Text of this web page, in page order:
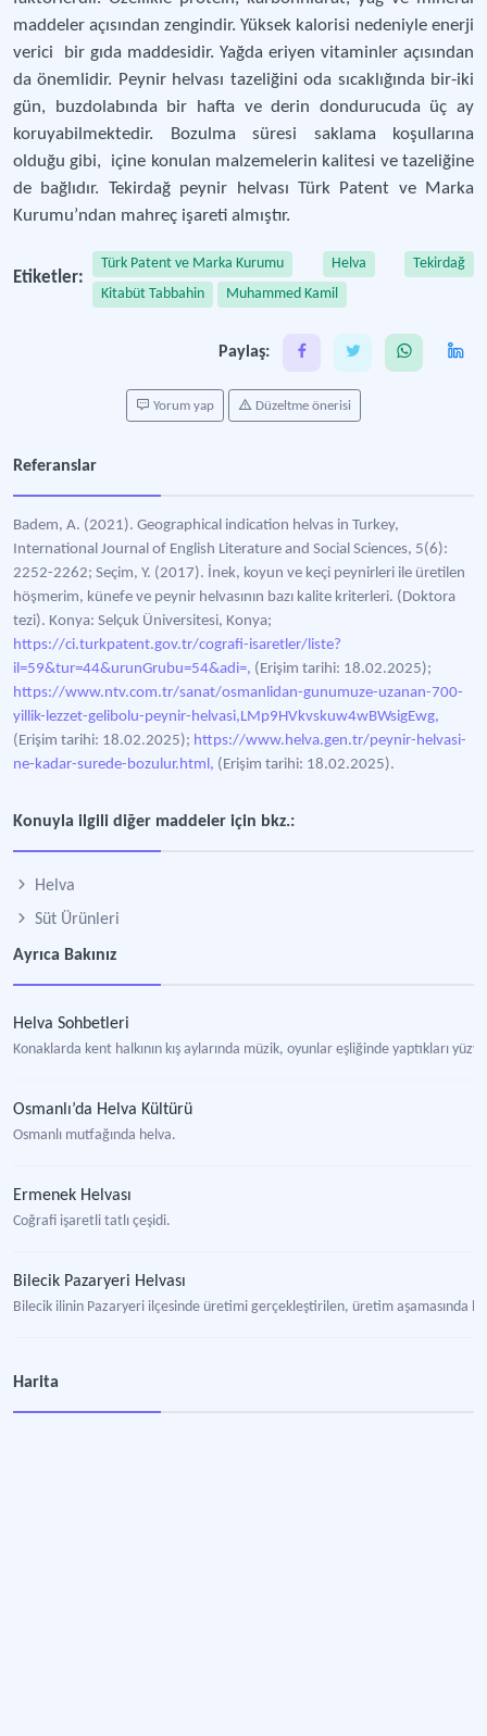
maddeler açısından zengindir. Yüksek kalorisi nedeniyle enerji
verici bir gıda maddesidir. Yağda eriyen vitaminler açısından
da önemlidir. Peynir helvası tazeliğini oda sıcaklığında bir-iki
gün, buzdolabında bir hafta ve derin dondurucuda üç ay
koruyabilmektedir. Bozulma süresi saklama koşullarına
olduğu gibi, içine konulan malzemelerin kalitesi ve tazeliğine
de bağlıdır. Tekirdağ peynir helvası Türk Patent ve Marka
Kurumu’ndan mahreç işareti almıştır.
Etiketler:
Türk Patent ve Marka Kurumu Helva
Tekirdağ
Kitabüt Tabbahin
Muhammed Kamil
Paylaş:
Yorum yap Düzeltme önerisi
Referanslar
Badem, A. (2021). Geographical indication helvas in Turkey,
International Journal of English Literature and Social Sciences, 5(6):
2252-2262; Seçim, Y. (2017). İnek, koyun ve keçi peynirleri ile üretilen
höşmerim, künefe ve peynir helvasının bazı kalite kriterleri. (Doktora
tezi). Konya: Selçuk Üniversitesi, Konya;
https://ci.turkpatent.gov.tr/cografi-isaretler/liste?
il=59&tur=44&urunGrubu=54&adi=, (Erişim tarihi: 18.02.2025);
https://www.ntv.com.tr/sanat/osmanlidan-gunumuze-uzanan-700-
yillik-lezzet-gelibolu-peynir-helvasi,LMp9HVkvskuw4wBWsigEwg,
(Erişim tarihi: 18.02.2025); https://www.helva.gen.tr/peynir-helvasi-
ne-kadar-surede-bozulur.html, (Erişim tarihi: 18.02.2025).
Konuyla ilgili diğer maddeler için bkz.:
Helva
Süt Ürünleri
Ayrıca Bakınız
Helva Sohbetleri
Konaklarda kent halkının kış aylarında müzik, oyunlar eşliğinde yaptıkları
Osmanlı’da Helva Kültürü
Osmanlı mutfağında helva.
Ermenek Helvası
Coğrafi işaretli tatlı çeşidi.
Bilecik Pazaryeri Helvası
Bilecik ilinin Pazaryeri ilçesinde üretimi gerçekleştirilen, üretim aşamasında
Harita